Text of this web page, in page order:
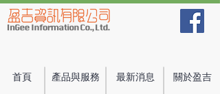
首頁 產品與服務 最新消息 關於盈吉